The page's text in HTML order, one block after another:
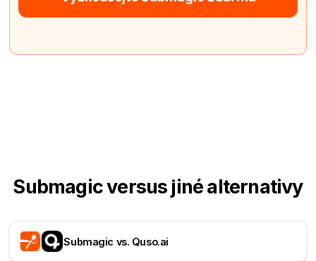
Submagic versus jiné alternativy
Submagic vs. Quso.ai